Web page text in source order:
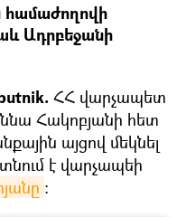
համաժողովի
Ադրբեջանի
ՀՀ վարչապետ
Հակոբյանի հետ
այցով մեկնել
է վարչապեի
։